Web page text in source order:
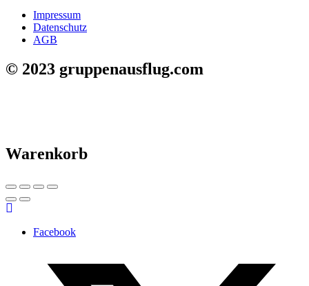
Impressum
Datenschutz
AGB
© 2023 gruppenausflug.com
Warenkorb
Facebook